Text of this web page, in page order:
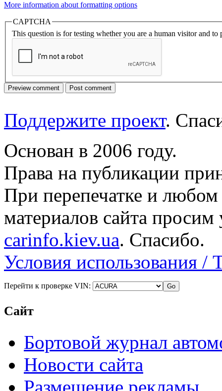
More information about formatting options
CAPTCHA
This question is for testing whether you are a human visitor and to
Поддержите проект.
Основан в 2006 году.
Права на публикации
При перепечатке и
материалов сайта просим
carinfo.kiev.ua. Спасибо.
Условия использования /
Перейти к проверке VIN:
Сайт
Бортовой журнал
Новости сайта